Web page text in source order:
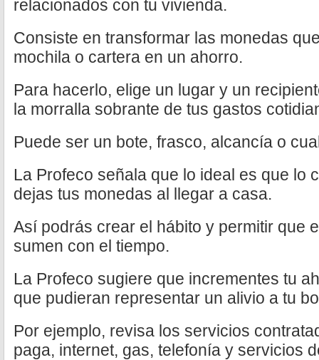
relacionados con tu vivienda.
Consiste en transformar las monedas
mochila o cartera en un ahorro.
Para hacerlo, elige un lugar y un
la morralla sobrante de tus gastos
Puede ser un bote, frasco, alcancía o
La Profeco señala que lo ideal es que lo
dejas tus monedas al llegar a casa.
Así podrás crear el hábito y permitir que
sumen con el tiempo.
La Profeco sugiere que incrementes tu
que pudieran representar un alivio a tu
Por ejemplo, revisa los servicios
paga, internet, gas, telefonía y servicios